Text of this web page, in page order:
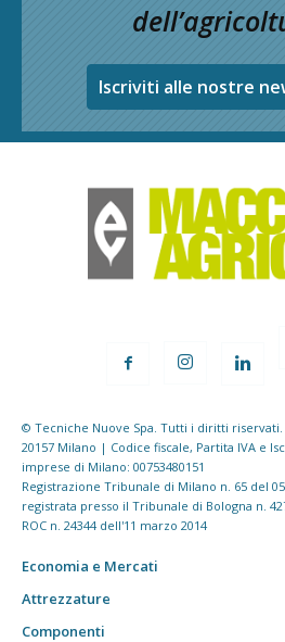
Iscriviti alle nostre
© Tecniche Nuove Spa. Tutti i diritti riservati.
20157 Milano | Codice fiscale, Partita IVA e
imprese di Milano: 00753480151
Registrazione Tribunale di Milano n. 65 del
registrata presso il Tribunale di Bologna n.
ROC n. 24344 dell'11 marzo 2014
Economia e Mercati
Attrezzature
Componenti